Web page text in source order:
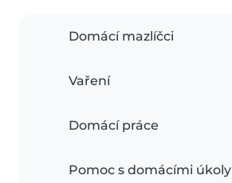
Domácí mazlíčci
Vaření
Domácí práce
Pomoc s domácími úkoly